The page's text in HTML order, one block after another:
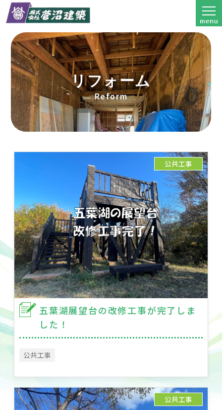
リフォーム
Reform
五葉湖展望台の改修工事が完了しま
した！
公共工事
公共工事
公共工事